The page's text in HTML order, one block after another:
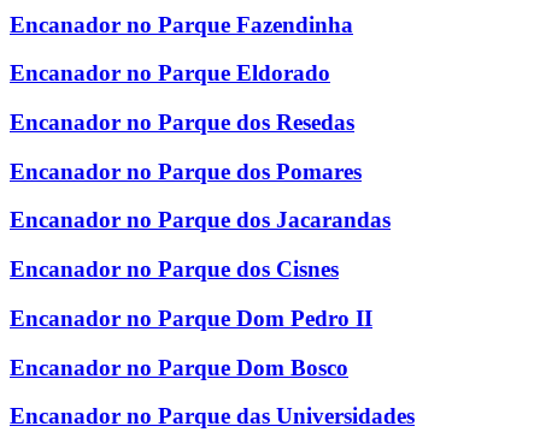
Encanador no Parque Fazendinha
Encanador no Parque Eldorado
Encanador no Parque dos Resedas
Encanador no Parque dos Pomares
Encanador no Parque dos Jacarandas
Encanador no Parque dos Cisnes
Encanador no Parque Dom Pedro II
Encanador no Parque Dom Bosco
Encanador no Parque das Universidades